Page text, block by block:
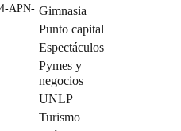
APN- Gimnasia
Punto capital
Espectáculos
Pymes y
negocios
UNLP
Turismo